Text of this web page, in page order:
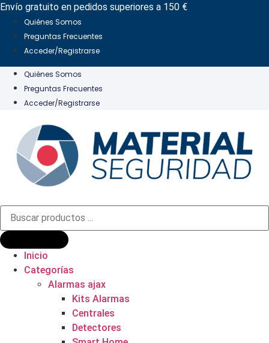
Ir
contenido
Envío gratuito en pedidos superiores a 150 €
Quiénes Somos
Preguntas Frecuentes
Acceder/Registrarse
Quiénes Somos
Preguntas Frecuentes
Acceder/Registrarse
Búsqueda
productos
Inicio
Categorías
Alarmas ajax
Kits Alarmas
Centrales
Detectores